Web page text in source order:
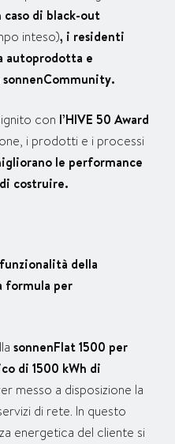
caso di black-out
inteso), i residenti
autoprodotta e
con l’HIVE 50 Award
i prodotti e i processi
le performance
costruire.
della
formula per
sonnenFlat 1500 per
di 1500 kWh di
messo a disposizione la
di rete. In questo
energetica del cliente si